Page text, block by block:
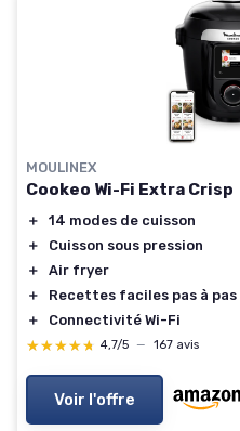
MOULINEX
Cookeo Wi-Fi Extra Crisp
＋
14 modes de cuisson
＋
Cuisson sous pression
＋
Air fryer
＋
Recettes faciles pas à pas
＋
Connectivité Wi-Fi
★★★★★
★★★★★ 4,7/5 — 167 avis
Voir l'offre